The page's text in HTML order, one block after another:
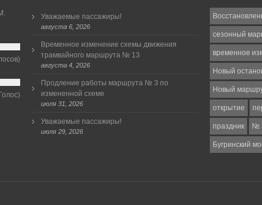
Уважаемые пассажиры!
августа 6, 2026
Временное изменение схемы движения
трамвайного маршрута № 13
августа 4, 2026
Продление работы маршрута № 3 по
измененной схеме
июля 31, 2026
Уважаемые пассажиры!
июля 29, 2026
сезонный
временное
Новый
Новый
открытие
праздник №
Бугринский